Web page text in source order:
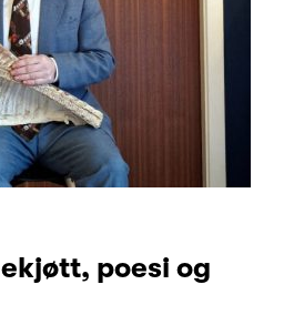
poesi og